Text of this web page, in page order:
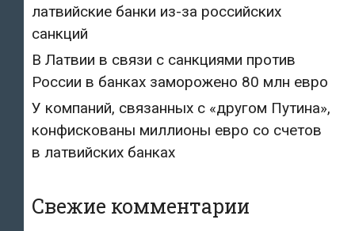
латвийские банки из-за российских
санкций
В Латвии в связи с санкциями против
России в банках заморожено 80 млн евро
У компаний, связанных с «другом Путина»,
конфискованы миллионы евро со счетов
в латвийских банках
Свежие комментарии